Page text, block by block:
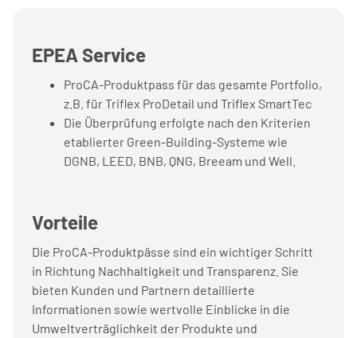
EPEA Service
ProCA-Produktpass für das gesamte Portfolio,
z.B. für Triflex ProDetail und Triflex SmartTec
Die Überprüfung erfolgte nach den Kriterien
etablierter Green-Building-Systeme wie
DGNB, LEED, BNB, QNG, Breeam und Well.
Vorteile
Die ProCA-Produktpässe sind ein wichtiger Schritt
in Richtung Nachhaltigkeit und Transparenz. Sie
bieten Kunden und Partnern detaillierte
Informationen sowie wertvolle Einblicke in die
Umweltverträglichkeit der Produkte und